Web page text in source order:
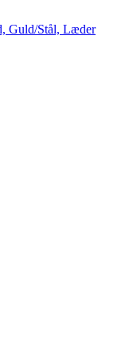
Guld/Stål, Læder